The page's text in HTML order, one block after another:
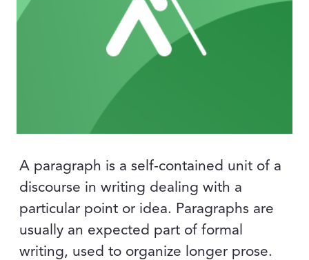
A paragraph is a self-contained unit of a
discourse in writing dealing with a
particular point or idea. Paragraphs are
usually an expected part of formal
writing, used to organize longer prose.